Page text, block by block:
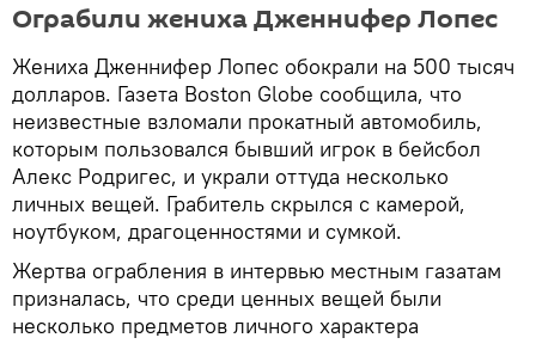
Ограбили жениха Дженнифер Лопес
Жениха Дженнифер Лопес обокрали на 500 тысяч
долларов. Газета Boston Globe сообщила, что
неизвестные взломали прокатный автомобиль,
которым пользовался бывший игрок в бейсбол
Алекс Родригес, и украли оттуда несколько
личных вещей. Грабитель скрылся с камерой,
ноутбуком, драгоценностями и сумкой.
Жертва ограбления в интервью местным газатам
призналась, что среди ценных вещей были
несколько предметов личного характера